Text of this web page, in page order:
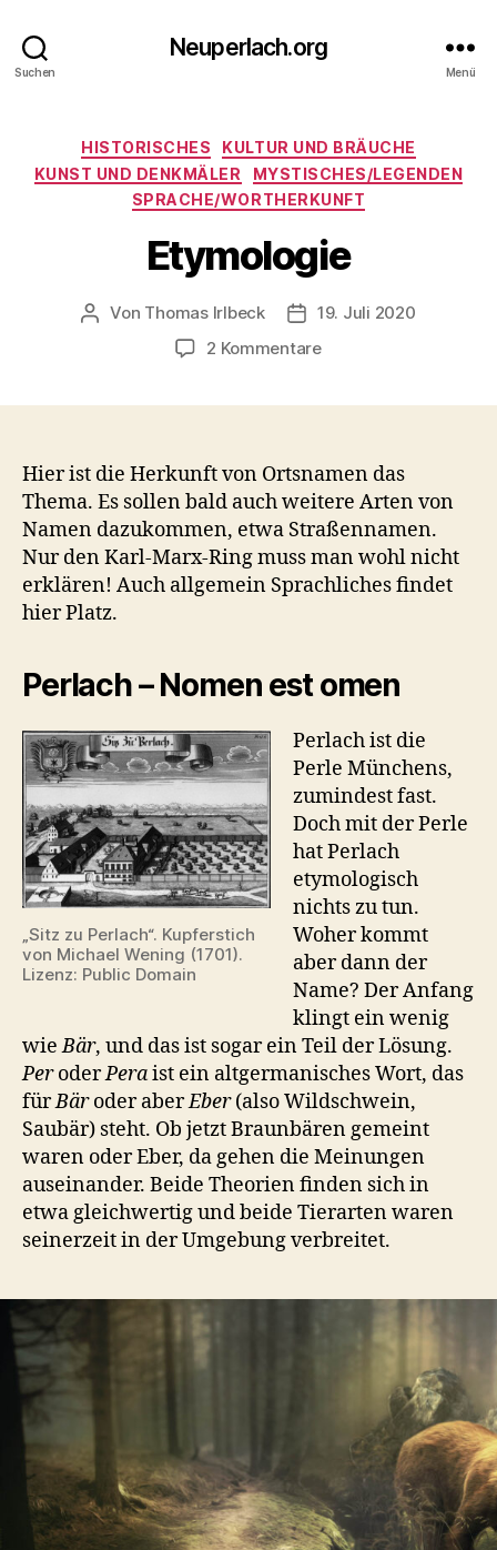
Suchen
Neuperlach.org
Menü
Kategorien
HISTORISCHES
KULTUR UND BRÄUCHE
KUNST UND DENKMÄLER
MYSTISCHES/LEGENDEN
SPRACHE/WORTHERKUNFT
Etymologie
Beitragsautor
Von Thomas Irlbeck Veröffentlichungsdatum
19. Juli 2020
2 Kommentarezu
Hier ist die Herkunft von Ortsnamen das
Thema. Es sollen bald auch weitere Arten von
Namen dazukommen, etwa Straßennamen.
Nur den Karl-Marx-Ring muss man wohl nicht
erklären! Auch allgemein Sprachliches findet
hier Platz.
Perlach – Nomen est omen
„Sitz zu Perlach“. Kupferstich
von Michael Wening (1701).
Lizenz: Public Domain
Perlach ist die
Perle Münchens,
zumindest fast.
Doch mit der Perle
hat Perlach
etymologisch
nichts zu tun.
Woher kommt
aber dann der
Name? Der Anfang
klingt ein wenig
wieBär, und das ist sogar ein Teil der Lösung.
PeroderPeraist ein altgermanisches Wort, das
fürBäroder aberEber(also Wildschwein,
Saubär) steht. Ob jetzt Braunbären gemeint
waren oder Eber, da gehen die Meinungen
auseinander. Beide Theorien finden sich in
etwa gleichwertig und beide Tierarten waren
seinerzeit in der Umgebung verbreitet.